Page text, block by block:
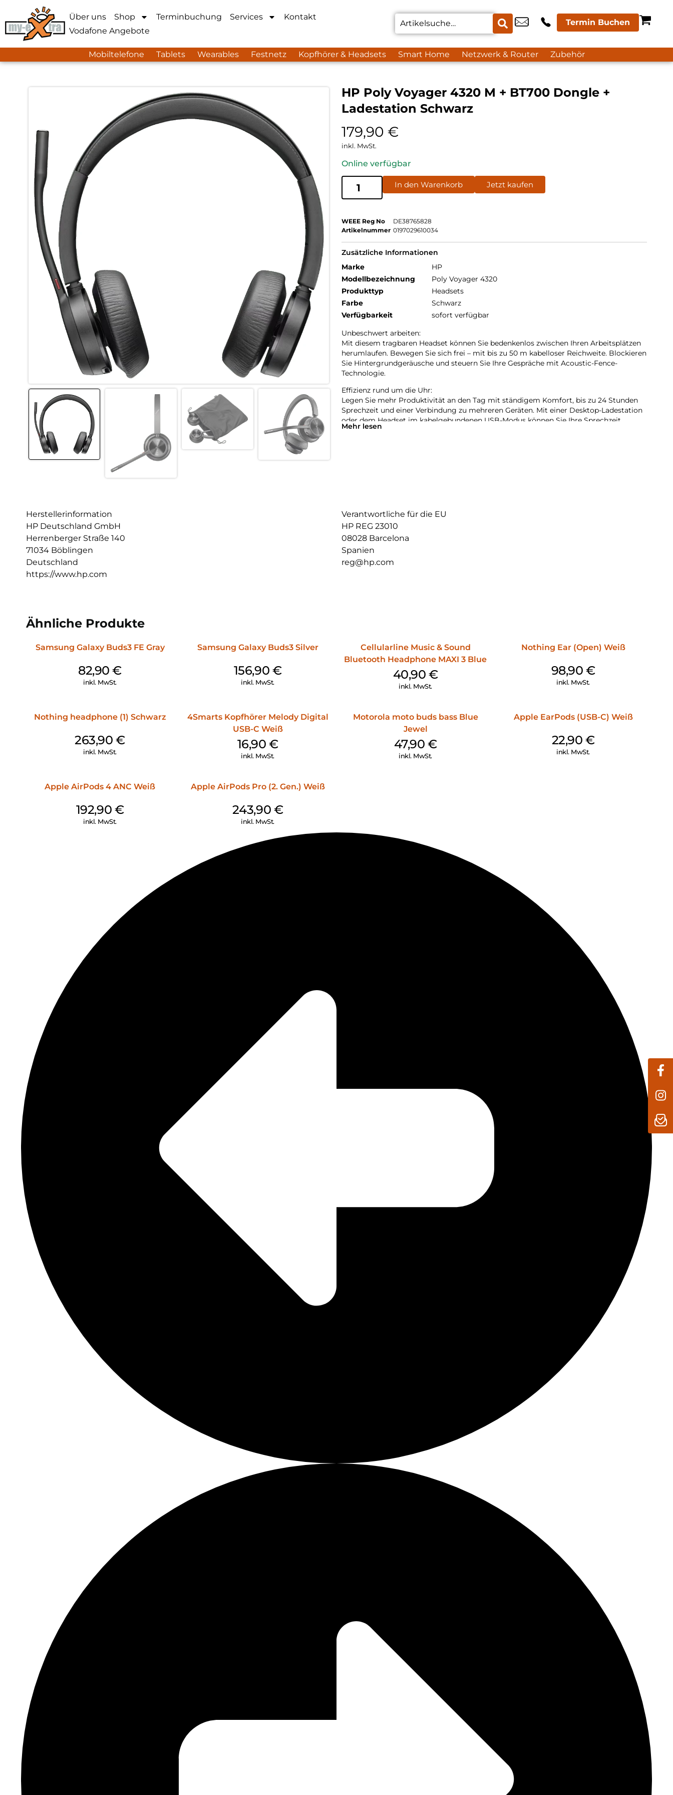
Über uns Shop Terminbuchung Services
Kontakt
Vodafone Angebote
Termin Buchen
Mobiltelefone Tablets Wearables Festnetz Kopfhörer & Headsets Smart Home Netzwerk & Router Zubehör
HP Poly Voyager 4320 M + BT700 Dongle +
Ladestation Schwarz
179,90 €
inkl. MwSt.
Online verfügbar
In den Warenkorb Jetzt kaufen
WEEE Reg No
DE38765828
Artikelnummer 0197029610034
Zusätzliche Informationen
Marke
HP
Modellbezeichnung
Poly Voyager 4320
Produkttyp
Headsets
Farbe
Schwarz
Verfügbarkeit
sofort verfügbar
Unbeschwert arbeiten:
Mit diesem tragbaren Headset können Sie bedenkenlos zwischen Ihren Arbeitsplätzen
herumlaufen. Bewegen Sie sich frei – mit bis zu 50 m kabelloser Reichweite. Blockieren
Sie Hintergrundgeräusche und steuern Sie Ihre Gespräche mit Acoustic-Fence-
Technologie.
Effizienz rund um die Uhr:
Legen Sie mehr Produktivität an den Tag mit ständigem Komfort, bis zu 24 Stunden
Sprechzeit und einer Verbindung zu mehreren Geräten. Mit einer Desktop-Ladestation
oder dem Headset im kabelgebundenen USB-Modus können Sie Ihre Sprechzeit
verlängern.
Mehr lesen
Herstellerinformation
HP Deutschland GmbH
Herrenberger Straße 140
71034 Böblingen
Deutschland
https://www.hp.com
Verantwortliche für die EU
HP REG 23010
08028 Barcelona
Spanien
reg@hp.com
Ähnliche Produkte
Samsung Galaxy Buds3 FE Gray
82,90€
inkl. MwSt.
Samsung Galaxy Buds3 Silver
156,90 €
inkl. MwSt.
Cellularline Music & Sound
Bluetooth Headphone MAXI 3 Blue
40,90 €
inkl. MwSt.
Nothing Ear (Open) Weiß
98,90 €
inkl. MwSt.
Nothing headphone (1) Schwarz
263,90€
inkl. MwSt.
4Smarts Kopfhörer Melody Digital
USB-C Weiß
16,90 €
inkl. MwSt.
Motorola moto buds bass Blue
Jewel
47,90 €
inkl. MwSt.
Apple EarPods (USB-C) Weiß
22,90 €
inkl. MwSt.
Apple AirPods 4 ANC Weiß
192,90 €
inkl. MwSt.
Apple AirPods Pro (2. Gen.) Weiß
243,90 €
inkl. MwSt.